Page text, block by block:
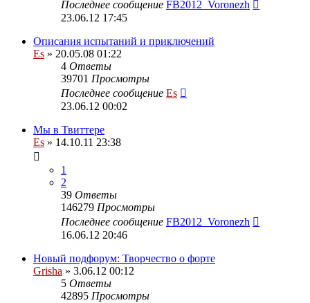
Последнее сообщение FB2012_Voronezh
23.06.12 17:45
Описания испытаний и приключений
Es » 20.05.08 01:22
4 Ответы
39701 Просмотры
Последнее сообщение Es
23.06.12 00:02
Мы в Твиттере
Es » 14.10.11 23:38
1
2
39 Ответы
146279 Просмотры
Последнее сообщение FB2012_Voronezh
16.06.12 20:46
Новый подфорум: Творчество о форте
Grisha » 3.06.12 00:12
5 Ответы
42895 Просмотры